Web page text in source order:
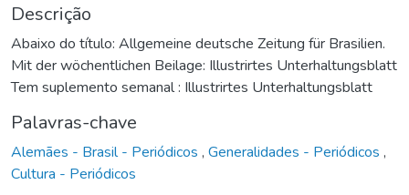
Descrição
Abaixo do título: Allgemeine deutsche Zeitung für Brasilien.
Mit der wöchentlichen Beilage: Illustrirtes Unterhaltungsblatt
Tem suplemento semanal : Illustrirtes Unterhaltungsblatt
Palavras-chave
Alemães - Brasil - Periódicos , Generalidades - Periódicos ,
Cultura - Periódicos